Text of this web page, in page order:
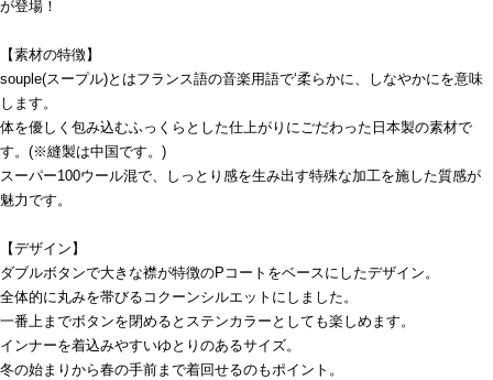
が登場！
【素材の特徴】
souple(スープル)とはフランス語の音楽用語で‘柔らかに、しなやかにを意味
します。
体を優しく包み込むふっくらとした仕上がりにごだわった日本製の素材で
す。(※縫製は中国です。)
スーパー100ウール混で、しっとり感を生み出す特殊な加工を施した質感が
魅力です。
【デザイン】
ダブルボタンで大きな襟が特徴のPコートをベースにしたデザイン。
全体的に丸みを帯びるコクーンシルエットにしました。
一番上までボタンを閉めるとステンカラーとしても楽しめます。
インナーを着込みやすいゆとりのあるサイズ。
冬の始まりから春の手前まで着回せるのもポイント。